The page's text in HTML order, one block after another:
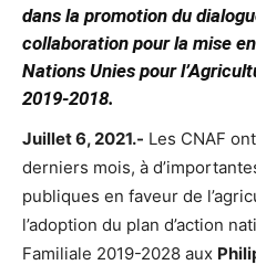
dans la promotion du
collaboration pour la mise
Nations Unies pour
2019-2018.
Juillet 6, 2021.- Les CNAF
derniers mois, à
publiques en faveur de
l’adoption du plan d’action
Familiale 2019-2028 aux